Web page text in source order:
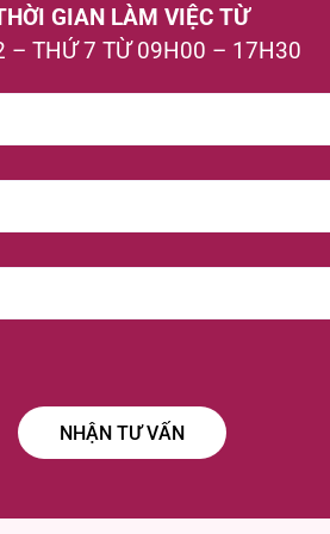
GIAN LÀM VIỆC TỪ
– THỨ 7 TỪ 09H00 – 17H30